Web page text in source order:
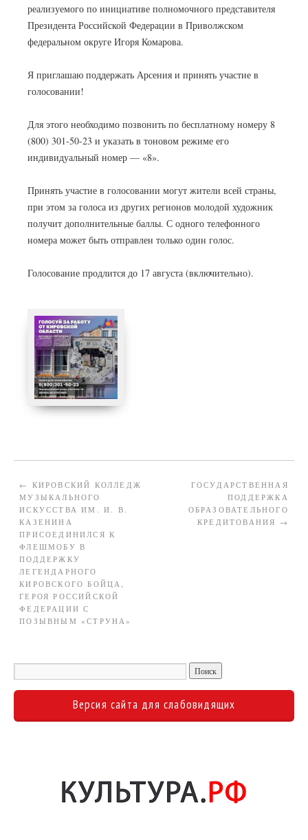
реализуемого по инициативе полномочного представителя
Президента Российской Федерации в Приволжском
федеральном округе Игоря Комарова.
Я приглашаю поддержать Арсения и принять участие в
голосовании!
Для этого необходимо позвонить по бесплатному номеру 8
(800) 301-50-23 и указать в тоновом режиме его
индивидуальный номер — «8».
Принять участие в голосовании могут жители всей страны,
при этом за голоса из других регионов молодой художник
получит дополнительные баллы. С одного телефонного
номера может быть отправлен только один голос.
Голосование продлится до 17 августа (включительно).
← КИРОВСКИЙ КОЛЛЕДЖ
МУЗЫКАЛЬНОГО
ИСКУССТВА ИМ. И. В.
КАЗЕНИНА
ПРИСОЕДИНИЛСЯ К
ФЛЕШМОБУ В
ПОДДЕРЖКУ
ЛЕГЕНДАРНОГО
КИРОВСКОГО БОЙЦА,
ГЕРОЯ РОССИЙСКОЙ
ФЕДЕРАЦИИ С
ПОЗЫВНЫМ «СТРУНА»
ГОСУДАРСТВЕННАЯ
ПОДДЕРЖКА
ОБРАЗОВАТЕЛЬНОГО
КРЕДИТОВАНИЯ →
Версия сайта для слабовидящих